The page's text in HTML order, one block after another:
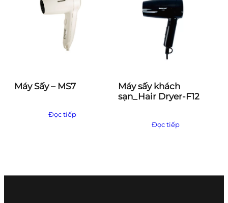
Máy Sấy – MS7
Đọc tiếp
Máy sấy khách
sạn_Hair Dryer-F12
Đọc tiếp